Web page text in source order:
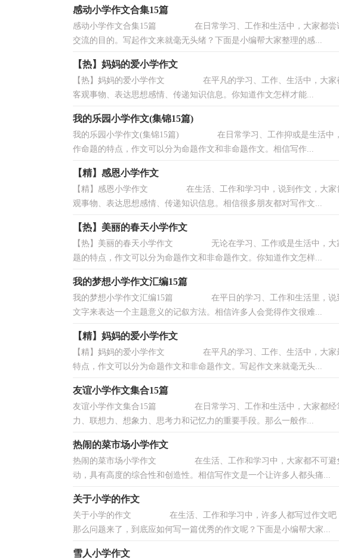
感动小学作文合集15篇
感动小学作文合集15篇 在日常学习、工作和生活中，大家都尝试
交流的目的。写起作文来就毫无头绪？下面是小编帮大家整理的感...
【热】妈妈的爱小学作文
【热】妈妈的爱小学作文 在平凡的学习、工作、生活中，大家都
客观事物、表达思想感情、传递知识信息。你知道作文怎样才能...
我的乐园小学作文(集锦15篇)
我的乐园小学作文(集锦15篇) 在日常学习、工作抑或是生活中，
作命题的特点，作文可以分为命题作文和非命题作文。相信写作...
【精】感恩小学作文
【精】感恩小学作文 在生活、工作和学习中，说到作文，大家肯
观事物、表达思想感情、传递知识信息。相信很多朋友都对写作文...
【热】美丽的春天小学作文
【热】美丽的春天小学作文 无论在学习、工作或是生活中，大家
题的特点，作文可以分为命题作文和非命题作文。你知道作文怎样...
我的梦想小学作文汇编15篇
我的梦想小学作文汇编15篇 在平日的学习、工作和生活里，说到
文字来表达一个主题意义的记叙方法。相信许多人会觉得作文很难...
【精】妈妈的爱小学作文
【精】妈妈的爱小学作文 在平凡的学习、工作、生活中，大家最
特点，作文可以分为命题作文和非命题作文。写起作文来就毫无头...
友谊小学作文集合15篇
友谊小学作文集合15篇 在日常学习、工作和生活中，大家都经常
力、联想力、想象力、思考力和记忆力的重要手段。那么一般作...
热闹的菜市场小学作文
热闹的菜市场小学作文 在生活、工作和学习中，大家都不可避免
动，具有高度的综合性和创造性。相信写作文是一个让许多人都头痛...
关于小学的作文
关于小学的作文 在生活、工作和学习中，许多人都写过作文吧，
那么问题来了，到底应如何写一篇优秀的作文呢？下面是小编帮大家...
雪人小学作文